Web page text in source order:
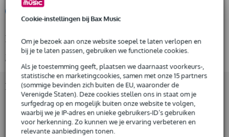
Cookie-instellingen bij Bax Music
Om je bezoek aan onze website soepel te laten verlopen en
bij je te laten passen, gebruiken we functionele cookies.
Als je toestemming geeft, plaatsen we daarnaast voorkeurs-,
statistische en marketingcookies, samen met onze 15 partners
(sommige bevinden zich buiten de EU, waaronder de
Verenigde Staten). Deze cookies stellen ons in staat om je
surfgedrag op en mogelijk buiten onze website te volgen,
waarbij we je IP-adres en unieke gebruikers-ID’s gebruiken
voor herkenning. Zo kunnen we je ervaring verbeteren en
relevante aanbiedingen tonen.
Huur dit product al vanaf 47 euro per maand
Huur meerdere producten tegelijk: min. € 300,- en max.
€ 2.500,-
Gratisthuisbezorgd of op te halen in de winkel
Al na 4 maanden maandelijks opzegbaar
De mogelijkheid om je product(en) met korting te kopen
Snelle vervanging door Bax Music bij een defect
Huur dit product
Productinformatie
Bekijk alle productspecificaties
Bekijk ook eens (1)